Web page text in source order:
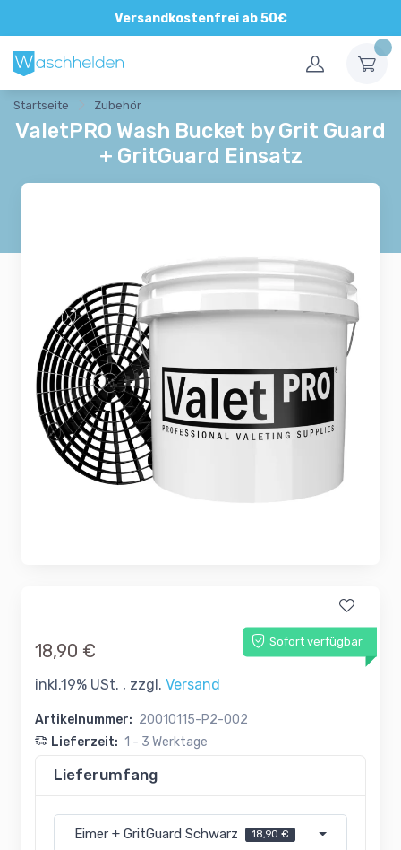
Versandkostenfrei ab 50€
Direkte und persönliche Beratung
Startseite Zubehör
ValetPRO Wash Bucket by Grit Guard
+ GritGuard Einsatz
Sofort verfügbar
18,90 €
inkl.19% USt. , zzgl. Versand
Artikelnummer: 20010115-P2-002
Lieferzeit: 1 - 3 Werktage
Lieferumfang
Eimer + GritGuard Schwarz 18,90 €